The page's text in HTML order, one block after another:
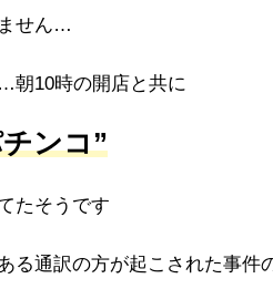
せん…
朝10時の開店と共に
ンコ”
たそうです
る通訳の方が起こされた事件